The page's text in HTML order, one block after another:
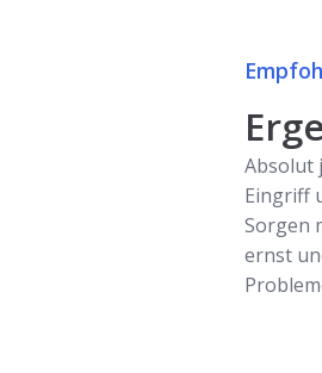
Absolut
Eingriff
Sorgen
ernst